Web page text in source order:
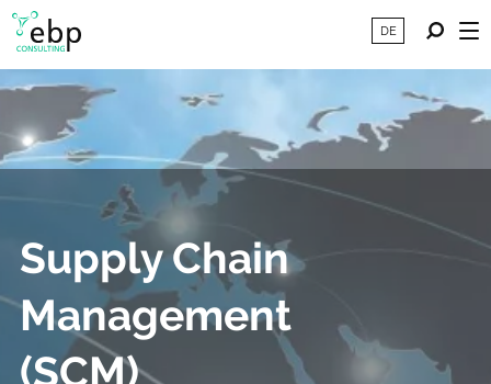
DE
Supply Chain
Management
(SCM)